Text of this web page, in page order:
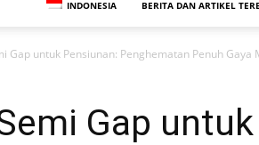
INDONESIA BERITA DAN ARTIKEL
Gap untuk Pensiunan: Penghematan Penuh Gaya
Gap untuk